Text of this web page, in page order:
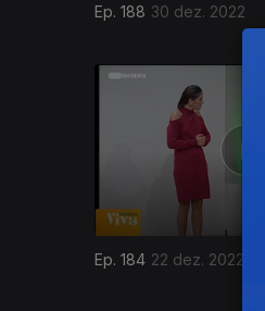
Ep. 188 30 dez. 2022
Ep. 184 22 dez. 2022